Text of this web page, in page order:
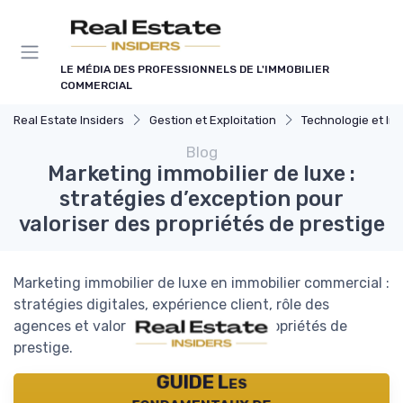
LE MÉDIA DES PROFESSIONNELS DE L'IMMOBILIER
COMMERCIAL
Real Estate Insiders Gestion et Exploitation Technologie et Innovation en
Blog
Marketing immobilier de luxe :
stratégies d’exception pour
valoriser des propriétés de prestige
Marketing immobilier de luxe en immobilier commercial :
stratégies digitales, expérience client, rôle des
agences et valorisation durable des propriétés de
prestige.
GUIDE Les